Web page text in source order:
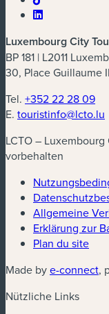
Luxembourg City
BP 181 | L2011
30, Place Guillaume
Tel. +352 22 28 09
E. touristinfo@lcto.lu
LCTO –
vorbehalten
Allgemeine
Erklärung zur
Plan du site
Made bye-connect,
Nützliche Links